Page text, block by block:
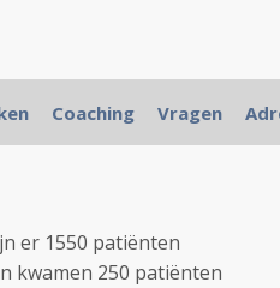
te zijn maar
zie personalised
er 1550 patiënten
kwamen 250 patiënten
Coaching Vragen